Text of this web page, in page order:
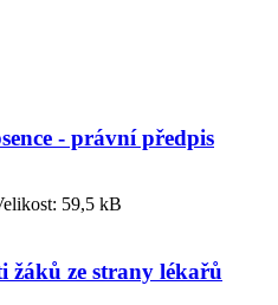
- právní předpis
59,5 kB
žáků ze strany lékařů